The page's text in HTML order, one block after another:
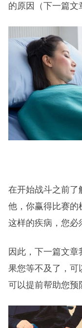
的原因（下一篇文
在开始战斗之前了
他，你赢得比赛的
这样的疾病，您必
因此，下一篇文
果您等不及了，可
可以提前帮助您预